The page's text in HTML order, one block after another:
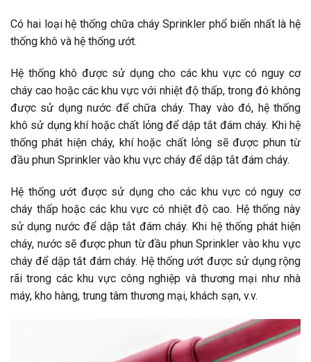
Có hai loại hệ thống chữa cháy Sprinkler phổ biến nhất là hệ
thống khô và hệ thống ướt.
Hệ thống khô được sử dụng cho các khu vực có nguy cơ
cháy cao hoặc các khu vực với nhiệt độ thấp, trong đó không
được sử dụng nước để chữa cháy. Thay vào đó, hệ thống
khô sử dụng khí hoặc chất lỏng để dập tắt đám cháy. Khi hệ
thống phát hiện cháy, khí hoặc chất lỏng sẽ được phun từ
đầu phun Sprinkler vào khu vực cháy để dập tắt đám cháy.
Hệ thống ướt được sử dụng cho các khu vực có nguy cơ
cháy thấp hoặc các khu vực có nhiệt độ cao. Hệ thống này
sử dụng nước để dập tắt đám cháy. Khi hệ thống phát hiện
cháy, nước sẽ được phun từ đầu phun Sprinkler vào khu vực
cháy để dập tắt đám cháy. Hệ thống ướt được sử dụng rộng
rãi trong các khu vực công nghiệp và thương mại như nhà
máy, kho hàng, trung tâm thương mại, khách sạn, v.v.